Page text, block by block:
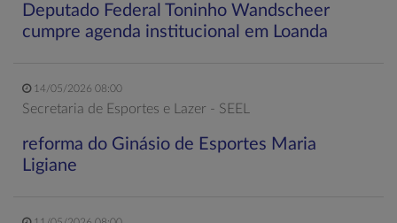
Deputado Federal Toninho Wandscheer
cumpre agenda institucional em Loanda
14/05/2026 08:00
Secretaria de Esportes e Lazer - SEEL
reforma do Ginásio de Esportes Maria
Ligiane